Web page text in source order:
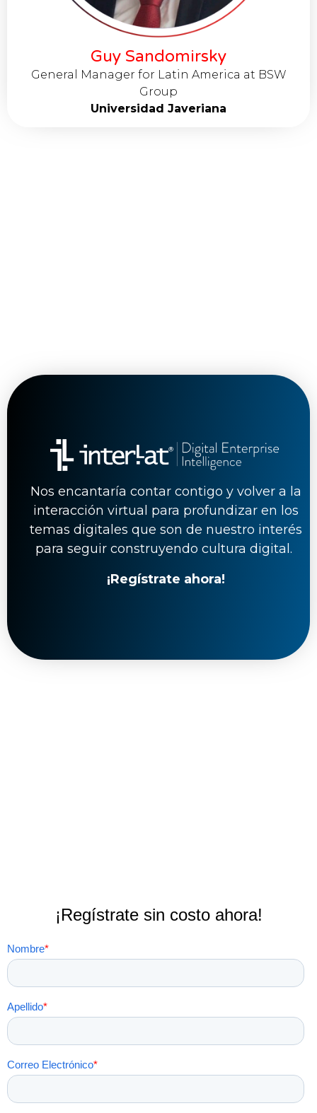
Guy Sandomirsky
General Manager for Latin America at BSW
Group
Universidad Javeriana
Nos encantaría contar contigo y volver a la
interacción virtual para profundizar en los
temas digitales que son de nuestro interés
para seguir construyendo cultura digital.
¡Regístrate ahora!